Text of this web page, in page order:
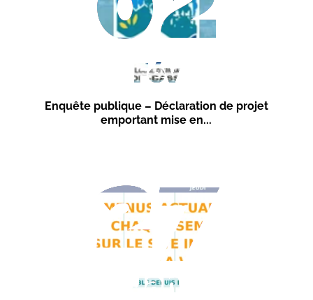
Enquête publique – Déclaration de projet
emportant mise en...
Fév
27
Jan